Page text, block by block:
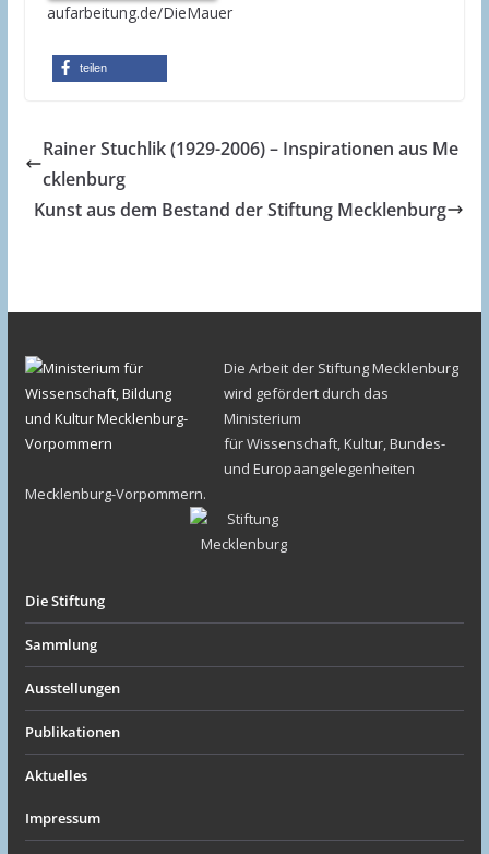
aufarbeitung.de/DieMauer
teilen
Rainer Stuchlik (1929-2006) – Inspirationen aus Me
cklenburg
Kunst aus dem Bestand der Stiftung Mecklenburg
Die Arbeit der Stiftung Mecklenburg
wird gefördert durch das
Ministerium
für Wissenschaft, Kultur, Bundes-
und Europaangelegenheiten
Mecklenburg-Vorpommern.
Die Stiftung
Sammlung
Ausstellungen
Publikationen
Aktuelles
Impressum